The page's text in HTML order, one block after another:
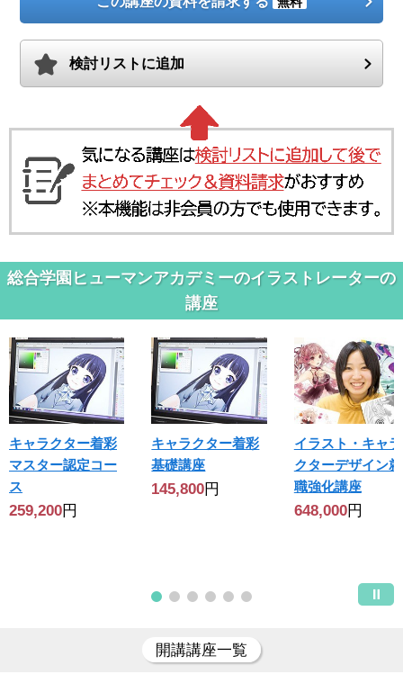
検討リストに追加
総合学園ヒューマンアカデミーのイラストレーターの
講座
キャラクター着彩
マスター認定コー
ス
259,200円
キャラクター着彩
基礎講座
145,800円
イラスト・キャラ
クターデザイン就
職強化講座
648,000円
開講講座一覧